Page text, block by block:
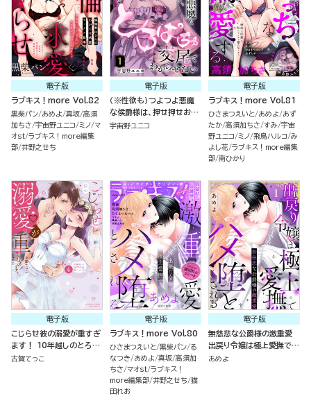
電子版
ラブキス！more Vol.82
黒柴パン あめよ 真坂 高須
加ちさ 宇宙野ユニコ ミノ マ
オst ラブキス！more編集
部 井野之せち
電子版
（※性欲も）つよつよ悪魔
な侯爵様は、押せ押せおし
かけ姫をとろぱちゅ交尾で
宇宙野ユニコ
電子版
ラブキス！more Vol.81
ひさまつえいと あめよ
あず
たか 高須加ちさ すみ 宇宙
野ユニコ ミノ 飛鳥ハルコ み
よし花 ラブキス！more編集
部 南ひかり
電子版
こじらせ彼の溺愛が重すぎ
ます！ 10年越しのとろ甘
えっち試してみる？ （4）
古賀てっこ
電子版
ラブキス！more Vol.80
ひさまつえいと 黒柴パン る
なつき
あめよ 真坂 高須加
ちさ マオst ラブキス！
more編集部 井野之せち 猫
田れお
電子版
無慈悲な公爵様の激重愛
出戻り令嬢は極上愛撫でハ
メ堕とされる（分冊版）
あめよ